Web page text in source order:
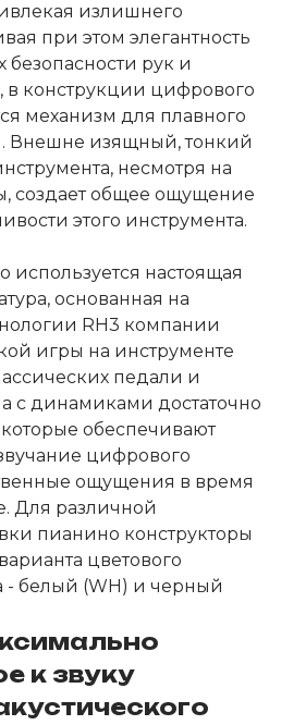
излишнего
при этом элегантность
безопасности рук и
в конструкции цифрового
механизм для плавного
Внешне изящный, тонкий
несмотря на
создает общее ощущение
этого инструмента.
используется настоящая
основанная на
RH3 компании
игры на инструменте
педали и
с динамиками достаточно
обеспечивают
цифрового
ощущения в время
Для различной
пианино конструкторы
цветового
- белый (WH) и черный
к звуку